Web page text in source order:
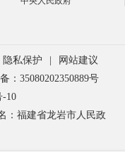
隐私保护
网站建议
：35080202350889号
-10
：福建省龙岩市人民政